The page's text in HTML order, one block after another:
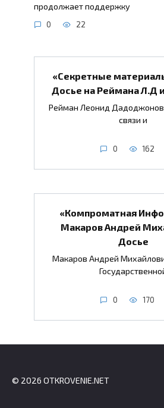
продолжает поддержку
0 22
«Секретные
Досье на Реймана Л.Д
Рейман Леонид
связи и
0 162
«Компроматная
Макаров Андрей
Досье
Макаров Андрей
0 170
© 2026 OTKROVENIE.NET